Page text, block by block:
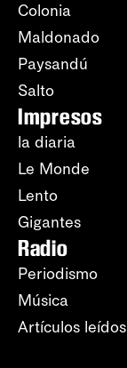
Colonia
Maldonado
Paysandú
Salto
Impresos
la diaria
Le Monde
Lento
Gigantes
Radio
Periodismo
Música
Artículos leídos